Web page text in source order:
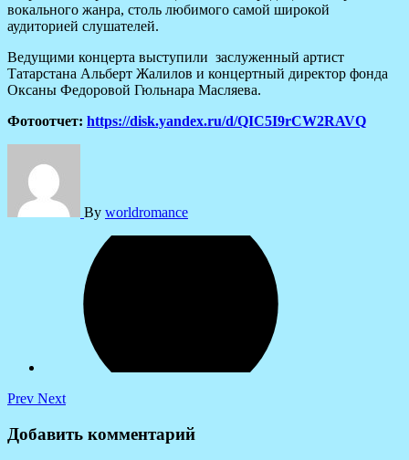
вокального жанра, столь любимого самой широкой
аудиторией слушателей.
Ведущими концерта выступили заслуженный артист
Татарстана Альберт Жалилов и концертный директор фонда
Оксаны Федоровой Гюльнара Масляева.
Фотоотчет: https://disk.yandex.ru/d/QIC5I9rCW2RAVQ
By worldromance
Prev Next
Добавить комментарий